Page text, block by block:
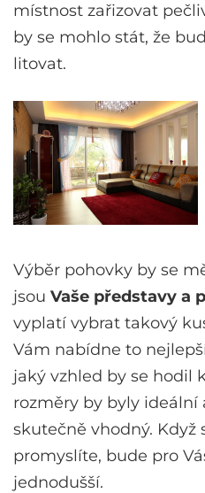
místnost zařizovat
by se mohlo stát, že
litovat.
Výběr pohovky by se
jsou Vaše představy a
vyplatí vybrat takový
Vám nabídne to
jaký vzhled by se hodil
rozměry by byly ideální
skutečně vhodný. Když
promyslíte, bude pro
jednodušší.